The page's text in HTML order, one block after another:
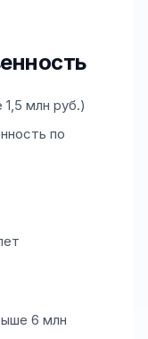
млн руб.)
по
6 млн